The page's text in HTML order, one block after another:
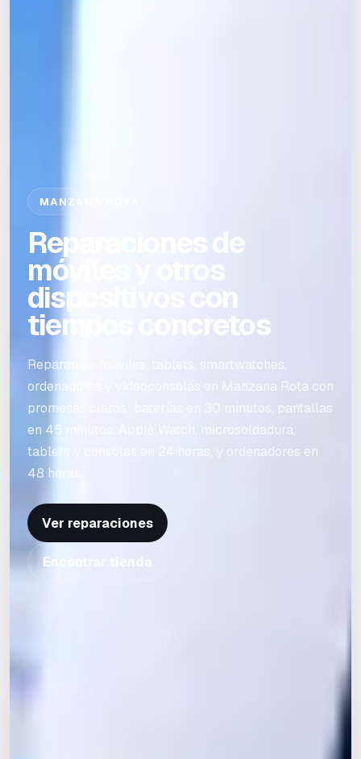
MANZANA ROTA
Reparaciones de
móviles y otros
dispositivos con
tiempos concretos
Reparamos móviles, tablets, smartwatches,
ordenadores y videoconsolas en Manzana Rota con
promesas claras: baterías en 30 minutos, pantallas
en 45 minutos, Apple Watch, microsoldadura,
tablets y consolas en 24 horas, y ordenadores en
48 horas.
Ver reparaciones
Encontrar tienda